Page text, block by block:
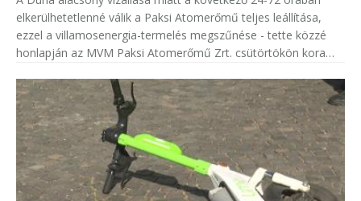
elkerülhetetlenné válik a Paksi Atomerőmű teljes leállítása,
ezzel a villamosenergia-termelés megszűnése - tette közzé
honlapján az MVM Paksi Atomerőmű Zrt. csütörtökön kora